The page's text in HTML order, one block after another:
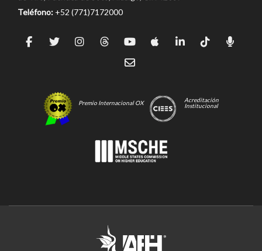
Teléfono: +52 (771)7172000
Premio Internacional OX
Acreditación
Institucional